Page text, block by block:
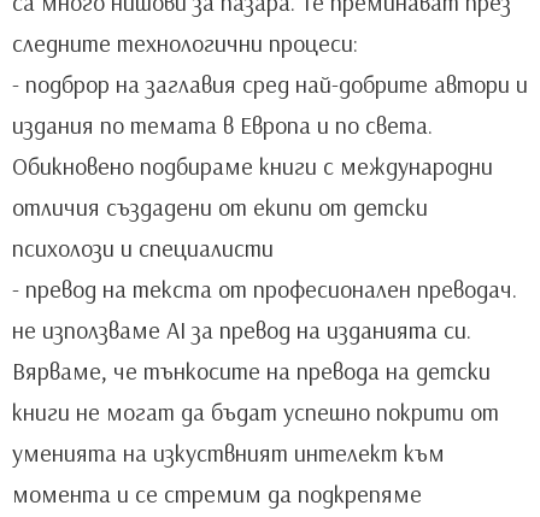
следните технологични процеси:
- подброр на заглавия сред най-добрите автори и
издания по темата в Европа и по света.
Обикновено подбираме книги с международни
отличия създадени от екипи от детски
психолози и специалисти
- превод на текста от професионален преводач.
не използваме AI за превод на изданията си.
Вярваме, че тънкосите на превода на детски
книги не могат да бъдат успешно покрити от
уменията на изкуствният интелект към
момента и се стремим да подкрепяме